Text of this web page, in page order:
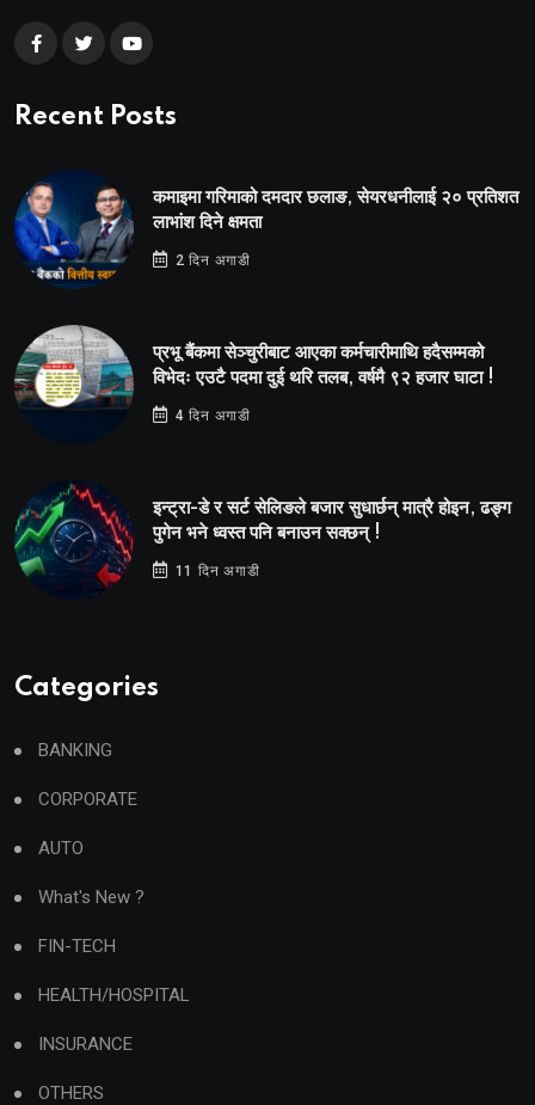
Recent Posts
कमाइमा गरिमाको दमदार छलाङ, सेयरधनीलाई २० प्रतिशत
लाभांश दिने क्षमता
2 दिन अगाडी
प्रभू बैंकमा सेञ्चुरीबाट आएका कर्मचारीमाथि हदैसम्मको
विभेदः एउटै पदमा दुई थरि तलब, वर्षमै ९२ हजार घाटा !
4 दिन अगाडी
इन्ट्रा-डे र सर्ट सेलिङले बजार सुधार्छन् मात्रै होइन, ढङ्ग
पुगेन भने ध्वस्त पनि बनाउन सक्छन् !
11 दिन अगाडी
Categories
BANKING
CORPORATE
AUTO
What's New ?
FIN-TECH
HEALTH/HOSPITAL
INSURANCE
OTHERS